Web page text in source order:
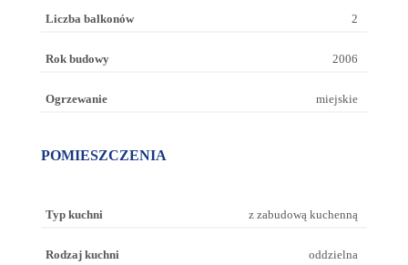
Liczba balkonów 2
Rok budowy 2006
Ogrzewanie miejskie
POMIESZCZENIA
Typ kuchni z zabudową kuchenną
Rodzaj kuchni oddzielna